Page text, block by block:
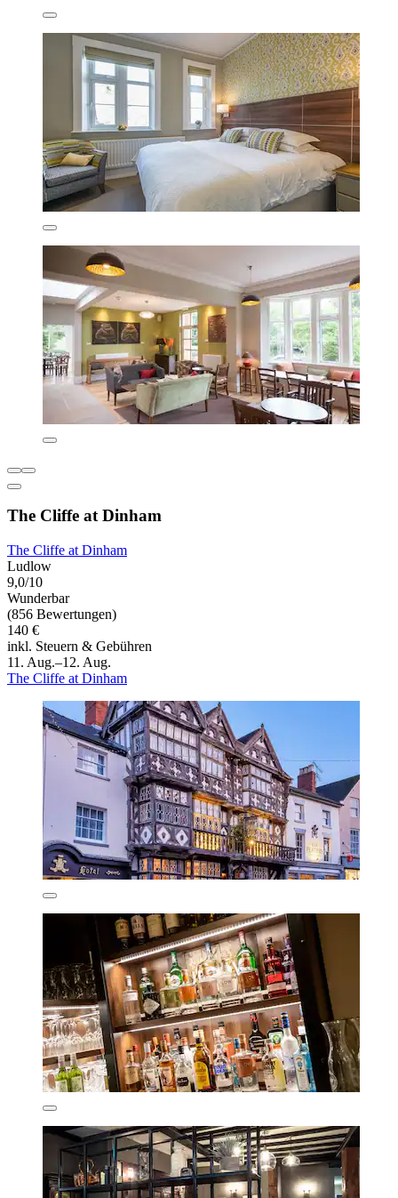
The Cliffe at Dinham
The Cliffe at Dinham
Ludlow
9,0/10
Wunderbar
(856 Bewertungen)
140 €
inkl. Steuern & Gebühren
11. Aug.–12. Aug.
The Cliffe at Dinham